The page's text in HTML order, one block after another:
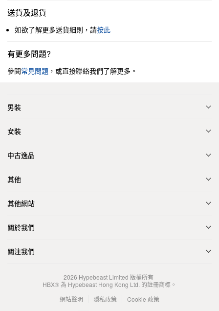
送貨及退貨
如欲了解更多送貨細則，請按此
有更多問題?
參閱常見問題 ，或直接聯絡我們了解更多。
男裝
女裝
中古逸品
其他
其他網站
關於我們
關注我們
2026 Hypebeast Limited 版權所有
HBX® 為 Hypebeast Hong Kong Ltd. 的註冊商標。
網站聲明
隱私政策
Cookie 政策